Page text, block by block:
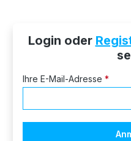
Login oder
Ihre E-Mail-Adresse *